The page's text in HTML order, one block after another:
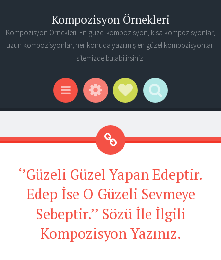
Kompozisyon Örnekleri
Kompozisyon Örnekleri. En güzel kompozisyon, kısa kompozisyonlar,
uzun kompozisyonlar, her konuda yazılmış en güzel kompozisyonları
sitemizde bulabilirsiniz.
Menu WidgetsSocial Links
Search
‘’Güzeli Güzel Yapan Edeptir.
Edep İse O Güzeli Sevmeye
Sebeptir.’’ Sözü İle İlgili
Kompozisyon Yazınız.